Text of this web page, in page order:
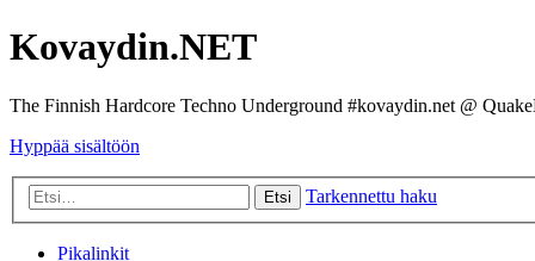
Kovaydin.NET
The Finnish Hardcore Techno Underground #kovaydin.net @
Hyppää sisältöön
Etsi Tarkennettu haku
Pikalinkit